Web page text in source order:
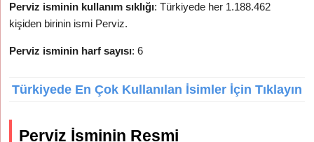
Perviz isminin kullanım sıklığı: Türkiyede her 1.188.462
kişiden birinin ismi Perviz.
Perviz isminin harf sayısı: 6
Türkiyede En Çok Kullanılan İsimler İçin Tıklayın
Perviz İsminin Resmi